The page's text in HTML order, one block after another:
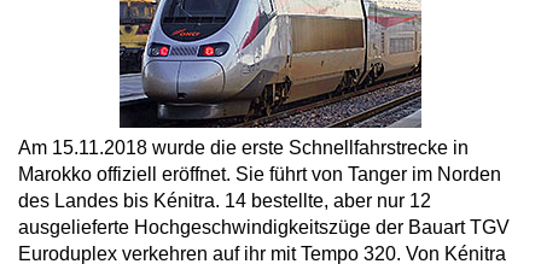
Am 15.11.2018 wurde die erste Schnellfahrstrecke in
Marokko offiziell eröffnet. Sie führt von Tanger im Norden
des Landes bis Kénitra. 14 bestellte, aber nur 12
ausgelieferte Hochgeschwindigkeitszüge der Bauart TGV
Euroduplex verkehren auf ihr mit Tempo 320. Von Kénitra